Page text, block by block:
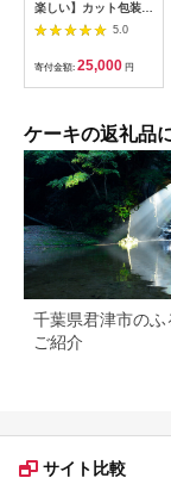
楽しい】カット包装
カステラ 6箱入「1箱
5個入り」（プレーン
×2・抹茶×2・チョコ
レート×2）【文明堂
総本店】 [QAU005]
5.0
寄付金額: 25,000 円
ケーキの返礼品
千葉県君津市の
ご紹介
サイト比較